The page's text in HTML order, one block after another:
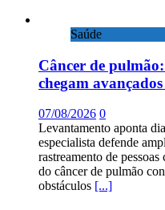
Saúde
Câncer de
chegam
07/08/2026 0
Levantamento aponta
especialista defende
rastreamento de
do câncer de pulmão
obstáculos [...]